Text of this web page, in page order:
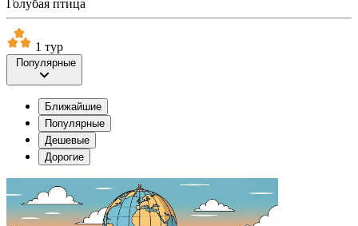
Голубая птица
1 тур
Популярные
Ближайшие
Популярные
Дешевые
Дорогие